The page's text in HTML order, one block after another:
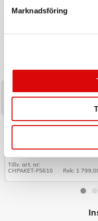
Marknadsföring
CHAMPION
Paket Frukostserie Creme
Art nr:
CHPAKET-FS610
Tillv. art. nr:
CHPAKET-FS610
Rek: 1